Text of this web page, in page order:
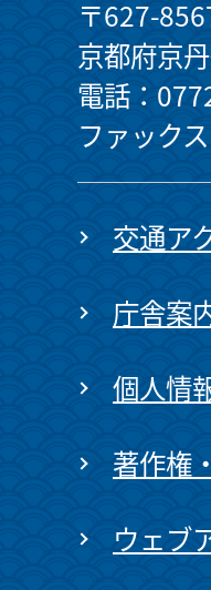
〒627-
京都府京
電話：
ファック
交通ア
庁舎案
個人情
著作権
ウェブ